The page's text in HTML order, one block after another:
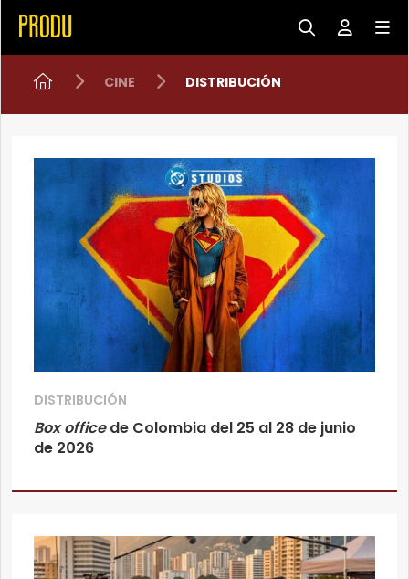
CINE DISTRIBUCIÓN
DISTRIBUCIÓN
Box officede Colombia del 25 al 28 de junio
de 2026